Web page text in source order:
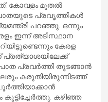
കോവളം മുതൽ
പ്രവൃത്തികൾ
പറഞ്ഞു. ഒന്നും
ഇന്ന് അടിസ്ഥാന
കേരള
പ്രത്യാശയിലേക്ക്
പ്രവർത്തി തുടങ്ങാൻ
കരുതിയിരുന്നിടത്ത്
കൂട്ടിച്ചേർത്തു. കഴിഞ്ഞ